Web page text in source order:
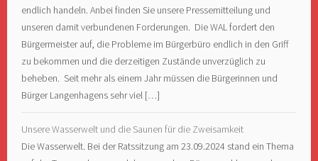
endlich handeln. Anbei finden Sie unsere Pressemitteilung und
unseren damit verbundenen Forderungen. Die WAL fordert den
Bürgermeister auf, die Probleme im Bürgerbüro endlich in den Griff
zu bekommen und die derzeitigen Zustände unverzüglich zu
beheben. Seit mehr als einem Jahr müssen die Bürgerinnen und
Bürger Langenhagens sehr viel […]
Unsere Wasserwelt und die Saunen für die Zweisamkeit
Die Wasserwelt. Bei der Ratssitzung am 23.09.2024 stand ein Thema